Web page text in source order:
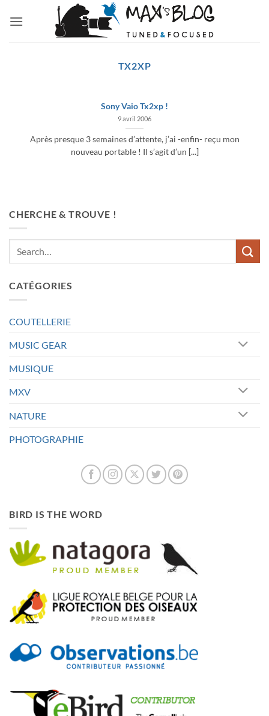
TX2XP
Sony Vaio Tx2xp !
9 avril 2006
Après presque 3 semaines d’attente, j’ai -enfin- reçu mon
nouveau portable ! Il s’agit d’un [...]
CHERCHE & TROUVE !
CATÉGORIES
COUTELLERIE
MUSIC GEAR
MUSIQUE
MXV
NATURE
PHOTOGRAPHIE
BIRD IS THE WORD